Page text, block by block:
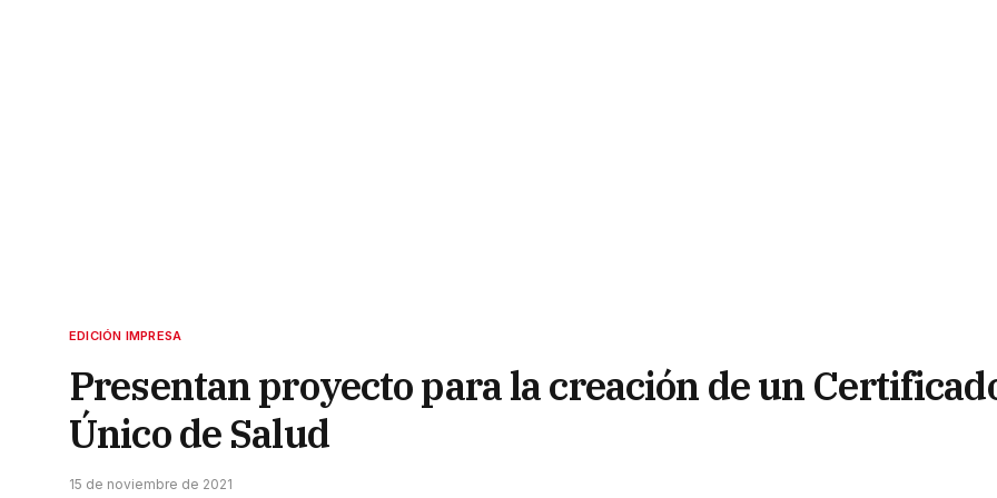
EDICIÓN IMPRESA
Presentan proyecto para la creación de un
Único de Salud
15 de noviembre de 2021